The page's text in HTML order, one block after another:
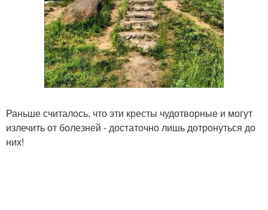
Раньше считалось, что эти кресты чудотворные и могут
излечить от болезней - достаточно лишь дотронуться до
них!